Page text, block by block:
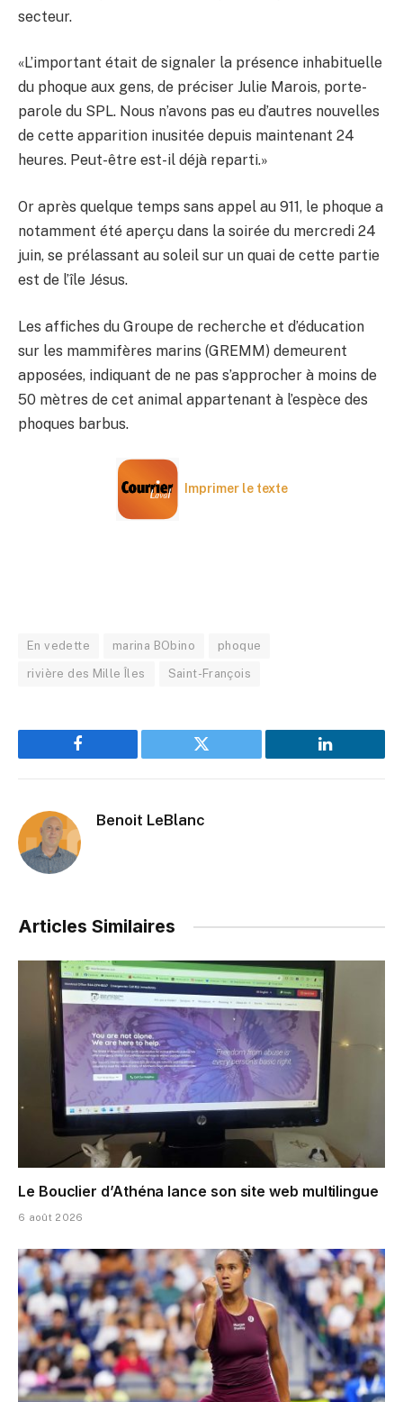
secteur.
«L’important était de signaler la présence inhabituelle
du phoque aux gens, de préciser Julie Marois, porte-
parole du SPL. Nous n’avons pas eu d’autres nouvelles
de cette apparition inusitée depuis maintenant 24
heures. Peut-être est-il déjà reparti.»
Or après quelque temps sans appel au 911, le phoque a
notamment été aperçu dans la soirée du mercredi 24
juin, se prélassant au soleil sur un quai de cette partie
est de l’île Jésus.
Les affiches du Groupe de recherche et d’éducation
sur les mammifères marins (GREMM) demeurent
apposées, indiquant de ne pas s’approcher à moins de
50 mètres de cet animal appartenant à l’espèce des
phoques barbus.
Imprimer le texte
En vedette marina BObino phoque
rivière des Mille Îles Saint-François
Facebook Twitter LinkedIn
Benoit LeBlanc
Articles Similaires
Le Bouclier d’Athéna lance son site web multilingue
6 août 2026